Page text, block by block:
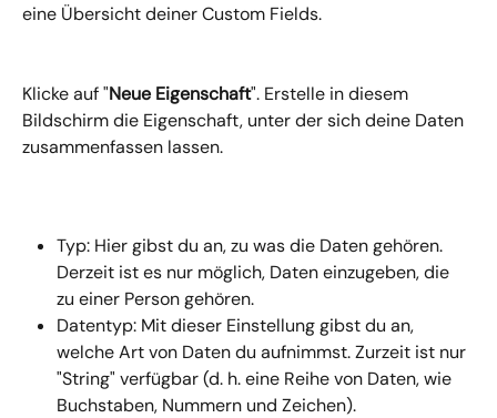
eine Übersicht deiner Custom Fields.
Klicke auf "Neue Eigenschaft". Erstelle in diesem
Bildschirm die Eigenschaft, unter der sich deine Daten
zusammenfassen lassen.
Typ: Hier gibst du an, zu was die Daten gehören.
Derzeit ist es nur möglich, Daten einzugeben, die
zu einer Person gehören.
Datentyp: Mit dieser Einstellung gibst du an,
welche Art von Daten du aufnimmst. Zurzeit ist nur
"String" verfügbar (d. h. eine Reihe von Daten, wie
Buchstaben, Nummern und Zeichen).